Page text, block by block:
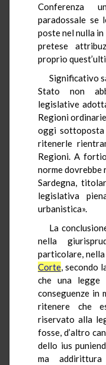
Conferenza
paradossale se
poste nel nulla in
pretese
proprio
Significativo
Stato non
legislative
Regioni
oggi sottoposta
ritenerle
Regioni. A
norme dovrebbe
Sardegna,
legislativa
urbanistica».
La
nella
particolare,
Corte, secondo
che una legge
conseguenze in
ritenere che
riservato alla
fosse, d’altro
dello ius
ma